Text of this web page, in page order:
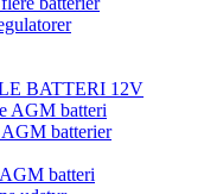
BATTERI 12V
AGM batteri
batterier
batteri